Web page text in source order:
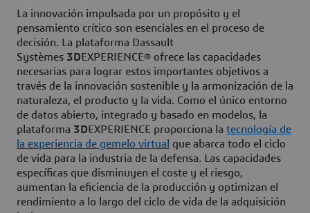
La innovación impulsada por un propósito y el
pensamiento crítico son esenciales en el proceso de
decisión. La plataforma Dassault
Systèmes 3DEXPERIENCE® ofrece las capacidades
necesarias para lograr estos importantes objetivos a
través de la innovación sostenible y la armonización de la
naturaleza, el producto y la vida. Como el único entorno
de datos abierto, integrado y basado en modelos, la
plataforma 3DEXPERIENCE proporciona la tecnología de
la experiencia de gemelo virtual
que abarca todo el ciclo
de vida para la industria de la defensa. Las capacidades
específicas que disminuyen el coste y el riesgo,
aumentan la eficiencia de la producción y optimizan el
rendimiento a lo largo del ciclo de vida de la adquisición